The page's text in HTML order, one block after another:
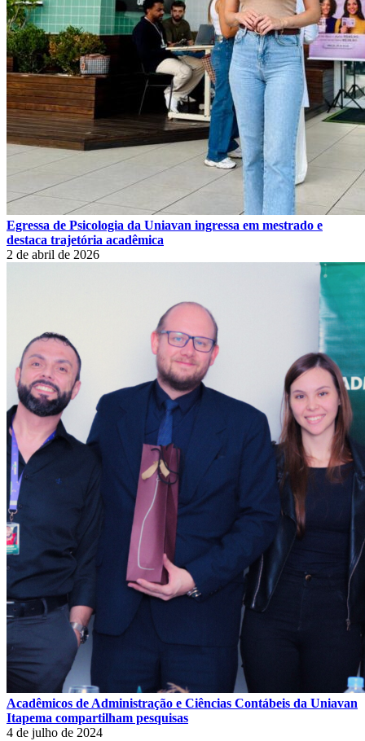
Egressa de Psicologia da Uniavan ingressa em mestrado e
destaca trajetória acadêmica
2 de abril de 2026
Acadêmicos de Administração e Ciências Contábeis da Uniavan
Itapema compartilham pesquisas
4 de julho de 2024